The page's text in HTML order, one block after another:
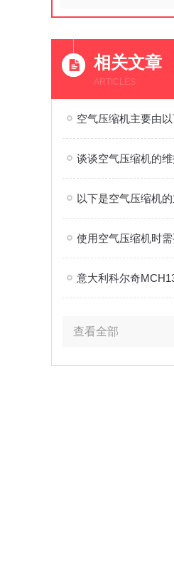
相关文章
ARTICLES
空气压缩机主要由
谈谈空气压缩机的
以下是空气压缩机
使用空气压缩机时
查看全部